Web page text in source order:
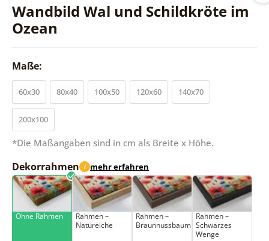
Wandbild Wal und Schildkröte im
Ozean
Maße:
60x30 80x40 100x50 120x60 140x70
200x100
*Die Maßangaben sind in cm als Breite x Höhe.
Dekorrahmen i mehr erfahren
Ohne Rahmen
Rahmen –
Natureiche
Rahmen –
Braunnussbaum
Rahmen –
Schwarzes
Wenge